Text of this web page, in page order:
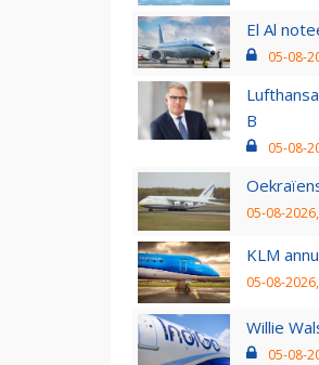
El Al
05-08-
B
05-08-
05-08-
KLM
05-08-
Willie
05-08-